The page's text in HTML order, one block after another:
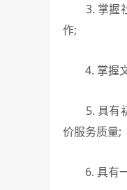
3. 掌握社
作;
4. 掌握文
5. 具有初
价服务质量;
6. 具有一